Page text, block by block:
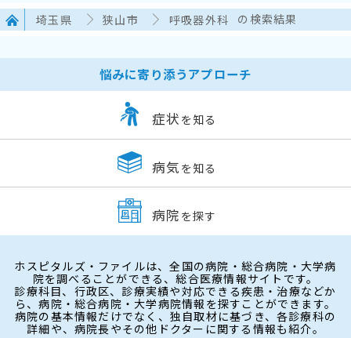
埼玉県 狭山市 呼吸器外科 の検索結果
悩みに寄り添うアプローチ
症状 を知る
病気 を知る
病院 を探す
ホスピタルズ・ファイルは、全国の病院・総合病院・大学病
院を調べることができる、総合医療情報サイトです。
診療科目、行政区、診療実績や対応できる疾患・治療などか
ら、病院・総合病院・大学病院情報を探すことができます。
病院の基本情報だけでなく、独自取材に基づき、各診療科の
詳細や、病院長やその他ドクターに関する情報も紹介。